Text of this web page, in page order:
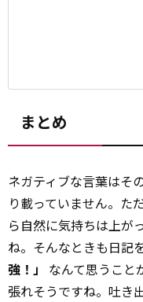
まとめ
ネガティブな言葉はそ
り載っていません。た
ら自然に気持ちは上が
ね。そんなときも日記
強！」
なんて思うこと
張れそうですね。吐き